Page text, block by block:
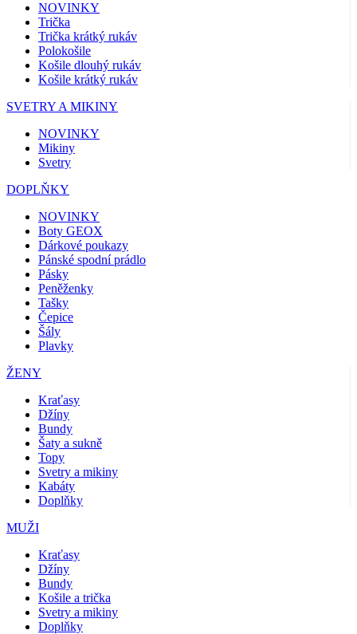
NOVINKY
Trička
Trička krátký rukáv
Polokošile
Košile dlouhý rukáv
Košile krátký rukáv
SVETRY A MIKINY
NOVINKY
Mikiny
Svetry
DOPLŇKY
NOVINKY
Boty GEOX
Dárkové poukazy
Pánské spodní prádlo
Pásky
Peněženky
Tašky
Čepice
Šály
Plavky
ŽENY
Kraťasy
Džíny
Bundy
Šaty a sukně
Topy
Svetry a mikiny
Kabáty
Doplňky
MUŽI
Kraťasy
Džíny
Bundy
Košile a trička
Svetry a mikiny
Doplňky